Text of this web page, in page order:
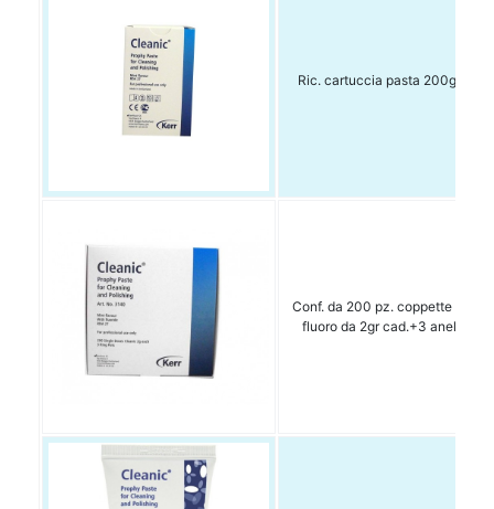
Ric. cartuccia pasta 200gr
Conf. da 200 pz. coppette
fluoro da 2gr cad.+3 anelli